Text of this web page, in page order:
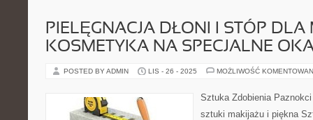
PIELĘGNACJA DŁONI I STÓP DLA
KOSMETYKA NA SPECJALNE
POSTED BY ADMIN LIS - 26 - 2025 MOŻLIWOŚĆ
Sztuka Zdobienia
sztuki makijażu i piękna